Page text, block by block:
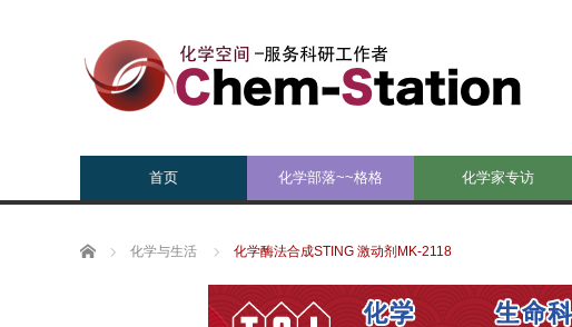
首页 化学部落~~格格 化学家专访
Home 化学与生活 化学酶法合成STING 激动剂MK-2118